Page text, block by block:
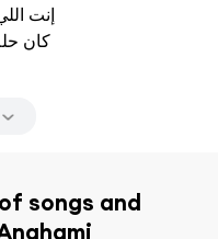
إنت
كان
songs and